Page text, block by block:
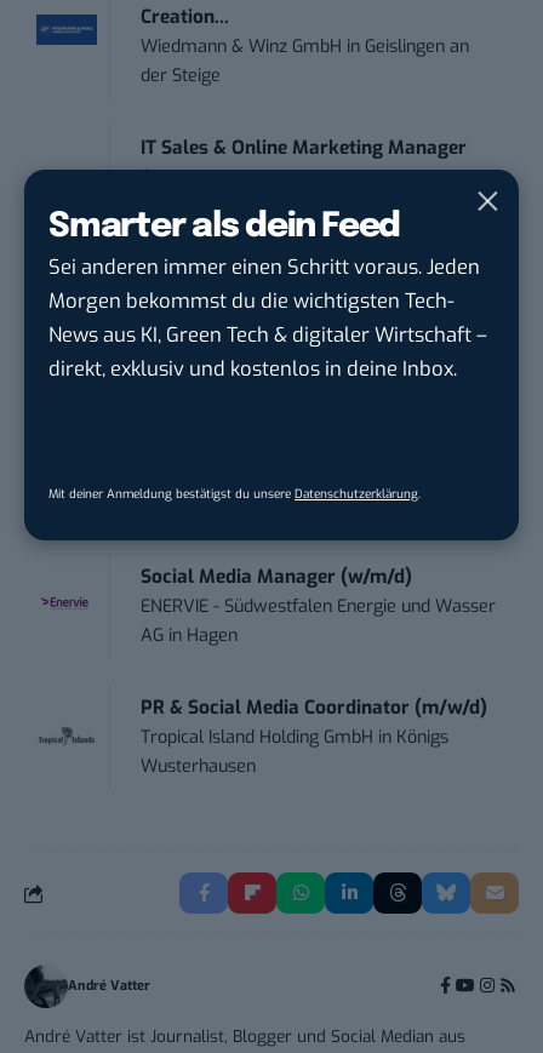
Smarter als dein Feed
Sei anderen immer einen Schritt voraus. Jeden
Morgen bekommst du die wichtigsten Tech-
News aus KI, Green Tech & digitaler Wirtschaft –
direkt, exklusiv und kostenlos in deine Inbox.
Mit deiner Anmeldung bestätigst du unsere Datenschutzerklärung.
Creation...
Wiedmann & Winz GmbH in Geislingen an
der Steige
IT Sales & Online Marketing Manager
Instaffo GmbH in Karlsruhe
Marketing Manager – Content
Marketing /...
Acura Fachklinik GmbHinAlbstadt
Ennepetal
Social Media Manager (w/m/d)
ENERVIE - Südwestfalen Energie und Wasser
AG in Hagen
PR & Social Media Coordinator (m/w/d)
Tropical Island Holding GmbH in Königs
Wusterhausen
André Vatter
André Vatter ist Journalist, Blogger und Social Median aus